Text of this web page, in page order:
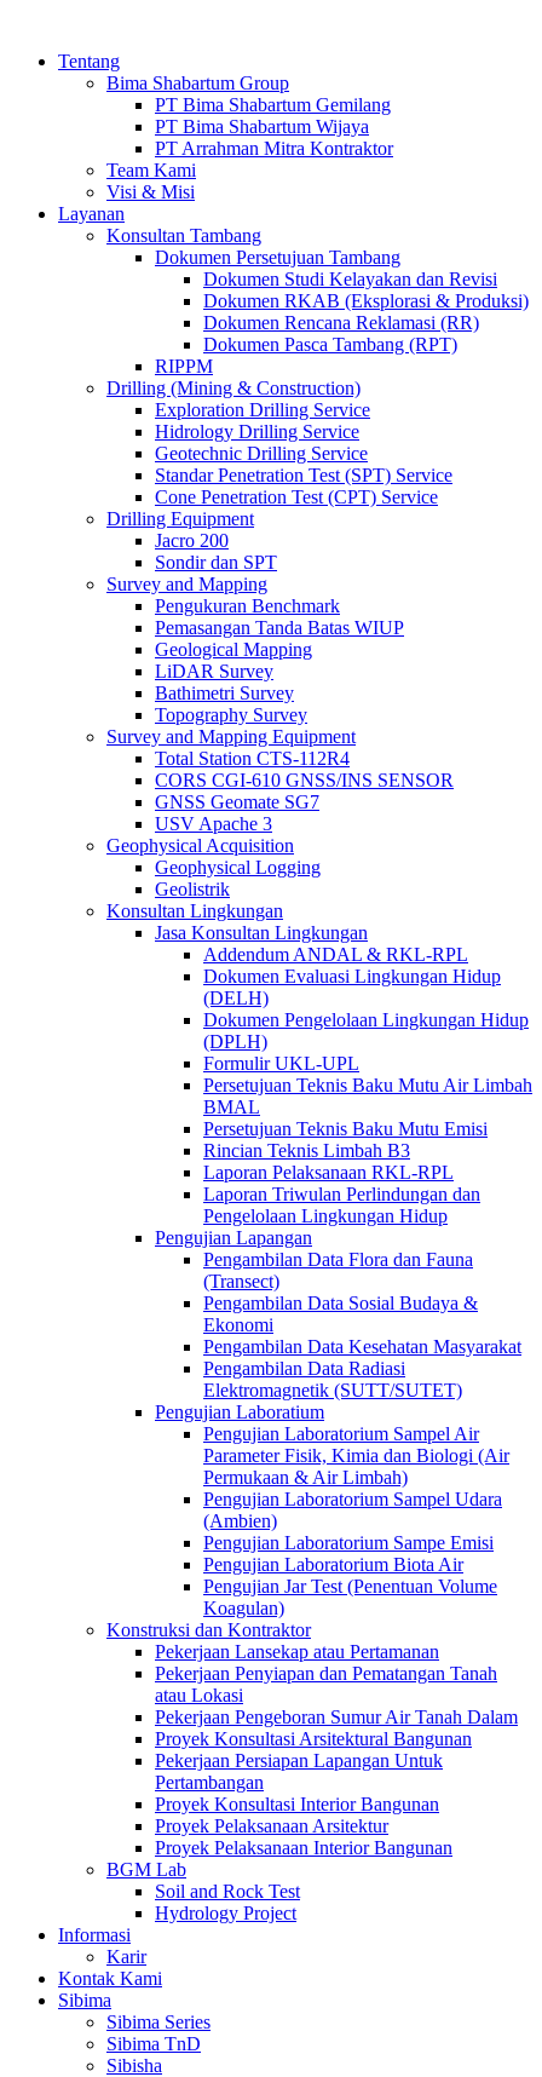
Tentang
Bima Shabartum Group
PT Bima Shabartum Gemilang
PT Bima Shabartum Wijaya
PT Arrahman Mitra Kontraktor
Team Kami
Visi & Misi
Layanan
Konsultan Tambang
Dokumen Persetujuan Tambang
Dokumen Studi Kelayakan dan Revisi
Dokumen RKAB (Eksplorasi & Produksi)
Dokumen Rencana Reklamasi (RR)
Dokumen Pasca Tambang (RPT)
RIPPM
Drilling (Mining & Construction)
Exploration Drilling Service
Hidrology Drilling Service
Geotechnic Drilling Service
Standar Penetration Test (SPT) Service
Cone Penetration Test (CPT) Service
Drilling Equipment
Jacro 200
Sondir dan SPT
Survey and Mapping
Pengukuran Benchmark
Pemasangan Tanda Batas WIUP
Geological Mapping
LiDAR Survey
Bathimetri Survey
Topography Survey
Survey and Mapping Equipment
Total Station CTS-112R4
CORS CGI-610 GNSS/INS SENSOR
GNSS Geomate SG7
USV Apache 3
Geophysical Acquisition
Geophysical Logging
Geolistrik
Konsultan Lingkungan
Jasa Konsultan Lingkungan
Addendum ANDAL & RKL-RPL
Dokumen Evaluasi Lingkungan Hidup
(DELH)
Dokumen Pengelolaan Lingkungan Hidup
(DPLH)
Formulir UKL-UPL
Persetujuan Teknis Baku Mutu Air Limbah
BMAL
Persetujuan Teknis Baku Mutu Emisi
Rincian Teknis Limbah B3
Laporan Pelaksanaan RKL-RPL
Laporan Triwulan Perlindungan dan
Pengelolaan Lingkungan Hidup
Pengujian Lapangan
Pengambilan Data Flora dan Fauna
(Transect)
Pengambilan Data Sosial Budaya &
Ekonomi
Pengambilan Data Kesehatan Masyarakat
Pengambilan Data Radiasi
Elektromagnetik (SUTT/SUTET)
Pengujian Laboratium
Pengujian Laboratorium Sampel Air
Parameter Fisik, Kimia dan Biologi (Air
Permukaan & Air Limbah)
Pengujian Laboratorium Sampel Udara
(Ambien)
Pengujian Laboratorium Sampe Emisi
Pengujian Laboratorium Biota Air
Pengujian Jar Test (Penentuan Volume
Koagulan)
Konstruksi dan Kontraktor
Pekerjaan Lansekap atau Pertamanan
Pekerjaan Penyiapan dan Pematangan Tanah
atau Lokasi
Pekerjaan Pengeboran Sumur Air Tanah Dalam
Proyek Konsultasi Arsitektural Bangunan
Pekerjaan Persiapan Lapangan Untuk
Pertambangan
Proyek Konsultasi Interior Bangunan
Proyek Pelaksanaan Arsitektur
Proyek Pelaksanaan Interior Bangunan
BGM Lab
Soil and Rock Test
Hydrology Project
Informasi
Karir
Kontak Kami
Sibima
Sibima Series
Sibima TnD
Sibisha